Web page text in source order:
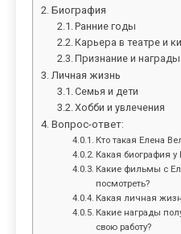
Биография
Ранние годы
Карьера в театре и
Признание и награды
Личная жизнь
Семья и дети
Хобби и увлечения
Вопрос-ответ:
Кто такая Елена
Какая биография
Какие фильмы с
посмотреть?
Какая личная
Какие награды
свою работу?